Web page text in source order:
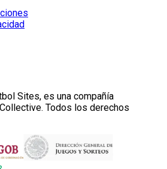
Sites, es una compañía
Todos los derechos